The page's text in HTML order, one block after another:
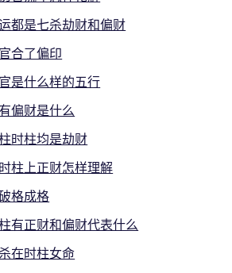
都是七杀劫财和偏财
合了偏印
是什么样的五行
偏财是什么
时柱均是劫财
柱上正财怎样理解
格成格
有正财和偏财代表什么
在时柱女命